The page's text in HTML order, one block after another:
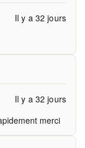
Il y a 32 jours
Il y a 32 jours
merci